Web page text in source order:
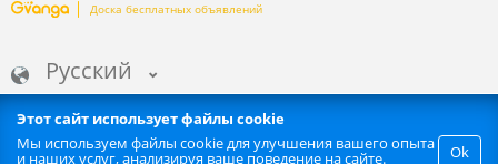
Этот сайт использует файлы cookie
Ok
Мы используем файлы cookie для улучшения вашего опыта
и наших услуг, анализируя ваше поведение на сайте.
Доска бесплатных объявлений
Русский